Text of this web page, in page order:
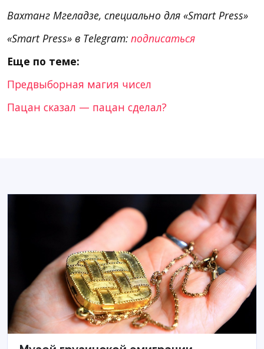
Вахтанг Мгеладзе, специально для «Smart Press»
«Smart Press» в Telegram: подписаться
Еще по теме:
Предвыборная магия чисел
Пацан сказал — пацан сделал?